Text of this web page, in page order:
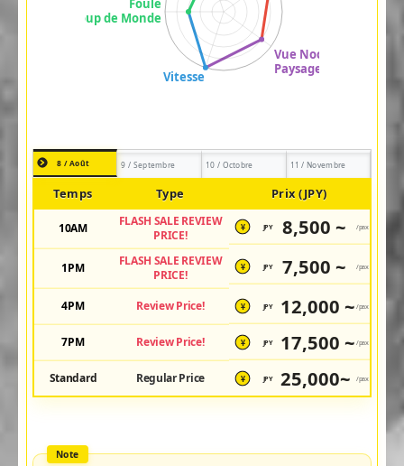
8 / Août 9 / Septembre 10 / Octobre 11 / Novembre
Temps Type Prix (JPY)
10AM
FLASH SALE REVIEW
PRICE!
¥ JPY 8,500 ~ /pax
1PM
FLASH SALE REVIEW
PRICE!
¥ JPY 7,500 ~ /pax
4PM Review Price! ¥ JPY 12,000 ~ /pax
7PM Review Price! ¥ JPY 17,500 ~ /pax
Standard Regular Price ¥ JPY 25,000~ /pax